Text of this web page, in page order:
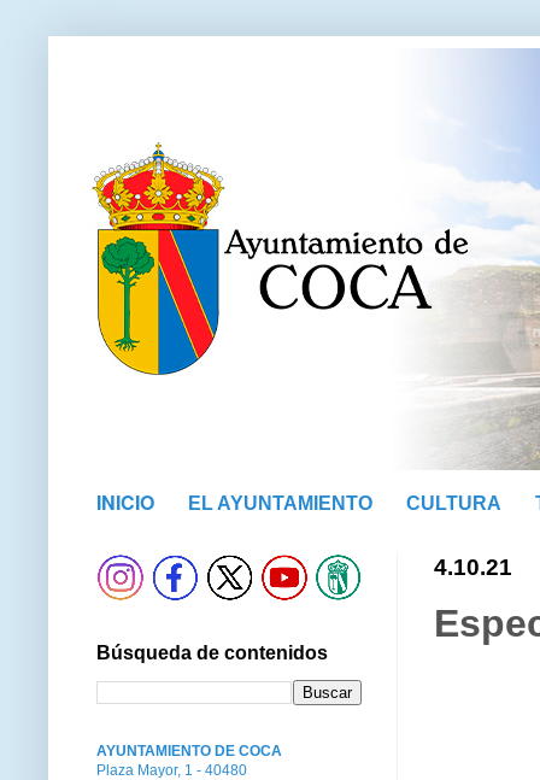
INICIO EL AYUNTAMIENTO CULTURA
4.10.21
Búsqueda de contenidos
AYUNTAMIENTO DE COCA
Plaza Mayor, 1 - 40480